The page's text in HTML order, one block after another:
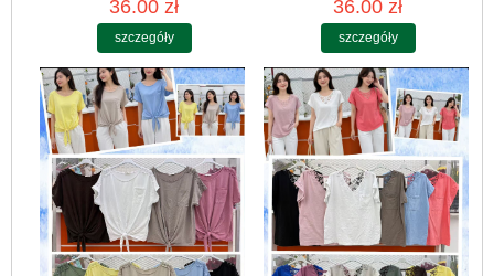
36.00 zł
szczegóły
36.00 zł
szczegóły